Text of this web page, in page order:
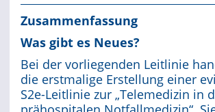
Supplements OrphanAnesthesia
Online First
A&I English
Mediadaten
Zusammenfassung
Was gibt es Neues?
Bei der vorliegenden Leitlinie
die erstmalige Erstellung einer
S2e-Leitlinie zur „Telemedizin in